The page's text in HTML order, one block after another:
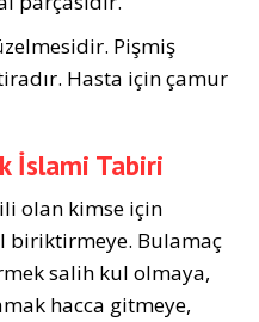
Pişmiş
Hasta için çamur
İslami Tabiri
olan kimse için
biriktirmeye. Bulamaç
salih kul olmaya,
hacca gitmeye,